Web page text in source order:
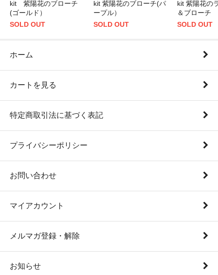
kit 紫陽花のブローチ
(ゴールド）
SOLD OUT
kit 紫陽花のブローチ(パ
ープル）
SOLD OUT
kit 紫陽花の
＆ブローチ
SOLD OUT
ホーム
カートを見る
特定商取引法に基づく表記
プライバシーポリシー
お問い合わせ
マイアカウント
メルマガ登録・解除
お知らせ